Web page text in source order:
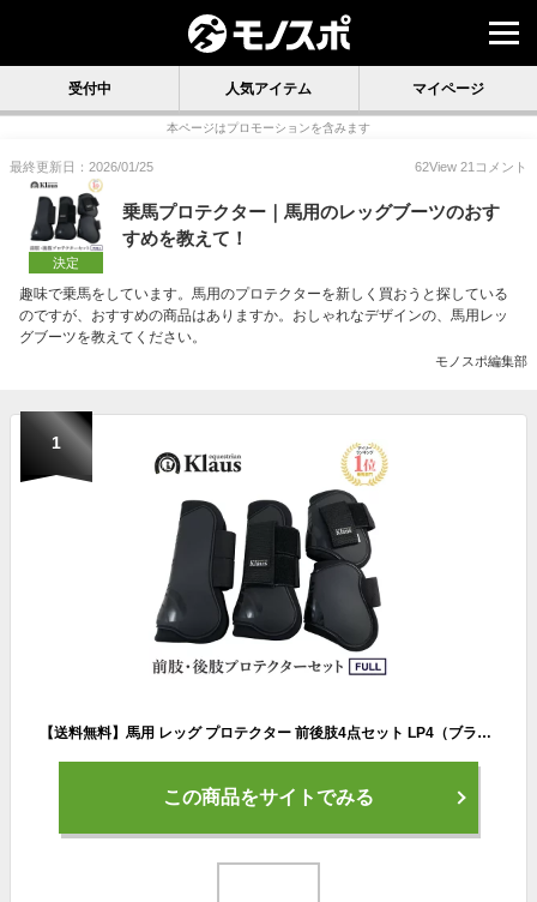
受付中 人気アイテム マイページ
本ページはプロモーションを含みます
最終更新日：2026/01/25 62View 21 コメント
決定
乗馬プロテクター｜馬用のレッグブーツのおす
すめを教えて！
趣味で乗馬をしています。馬用のプロテクターを新しく買おうと探している
のですが、おすすめの商品はありますか。おしゃれなデザインの、馬用レッ
グブーツを教えてください。
モノスポ編集部
1
【送料無料】馬用 レッグ プロテクター 前後肢4点セット LP4（ブラック） FULLサイズ | 乗馬 馬 馬具 乗馬用品 Klaus ホースブーツ 足用 前肢 後肢 前脚 後脚 前足 後足 肢 足 脚 テンドンブーツ サラブレッド フルサイズ ガード 黒 乗馬用 クラウス
この商品をサイトでみる